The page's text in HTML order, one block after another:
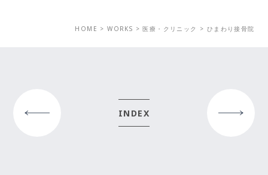
HOME >WORKS >医療・クリニック > ひまわり接骨院
INDEX